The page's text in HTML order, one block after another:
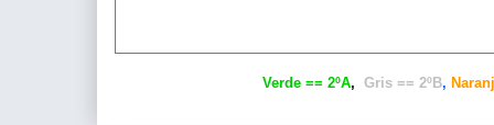
Verde == 2ºA, Gris == 2ºB,